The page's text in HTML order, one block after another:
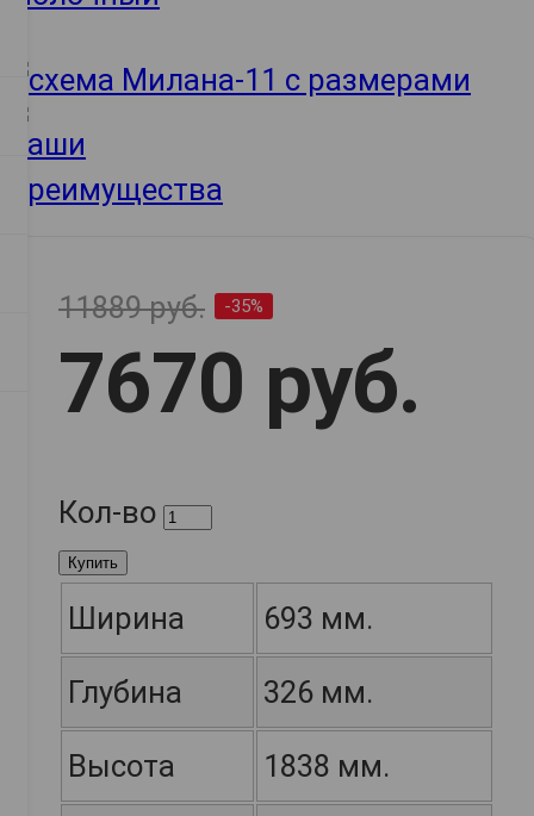
11889 руб. -35%
7670 руб.
Кол-во
Купить
Ширина 693 мм.
Глубина 326 мм.
Высота 1838 мм.